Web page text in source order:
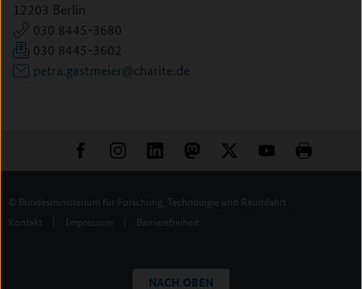
12203 Berlin
030 8445-3680
030 8445-3602
petra.gastmeier@charite.de
© Bundesministerium für Forschung, Technologie und Raumfahrt
Kontakt
| Impressum | Barrierefreiheit
NACH OBEN